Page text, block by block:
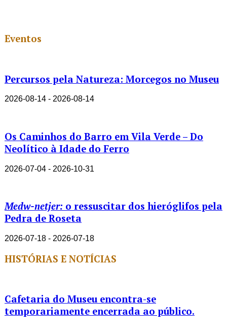
Eventos
Percursos pela Natureza: Morcegos no Museu
2026-08-14 - 2026-08-14
Os Caminhos do Barro em Vila Verde – Do
Neolítico à Idade do Ferro
2026-07-04 - 2026-10-31
Medw-netjer: o ressuscitar dos hieróglifos pela
Pedra de Roseta
2026-07-18 - 2026-07-18
HISTÓRIAS E NOTÍCIAS
Cafetaria do Museu encontra-se
temporariamente encerrada ao público.